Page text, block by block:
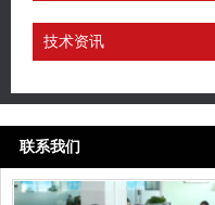
技术资讯
联系我们